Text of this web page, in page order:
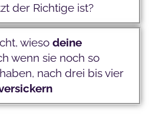
der Richtige ist?
wieso deine
wenn sie noch so
nach drei bis vier